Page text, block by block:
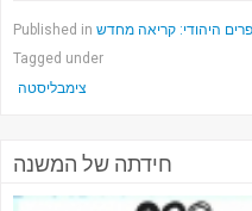
Published in היהודי: קריאה מחדש
Tagged under
צימבליסטה
חידתה של המשנה